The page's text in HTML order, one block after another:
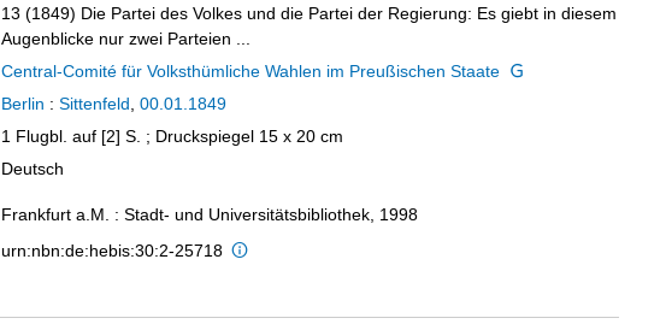
13 (1849) Die Partei des Volkes und die Partei der Regierung: Es giebt in diesem
Augenblicke nur zwei Parteien ...
Central-Comité für Volksthümliche Wahlen im Preußischen Staate
Berlin : Sittenfeld 00.01.1849
1 Flugbl. auf [2] S. ; Druckspiegel 15 x 20 cm
Deutsch
Frankfurt a.M. : Stadt- und Universitätsbibliothek, 1998
urn:nbn:de:hebis:30:2-25718